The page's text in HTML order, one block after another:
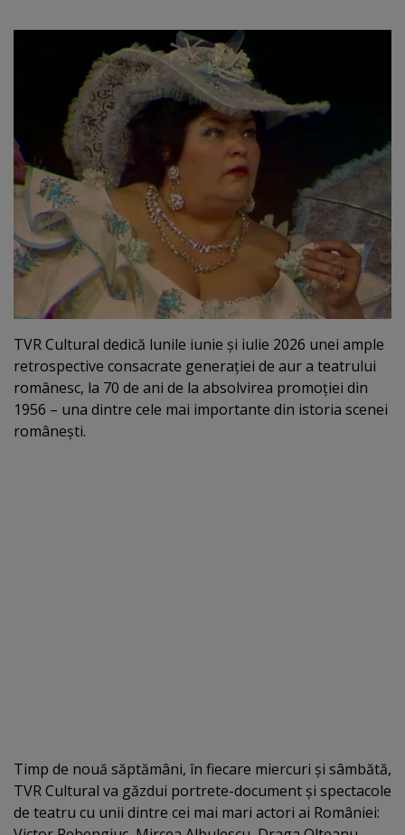
TVR Cultural dedică lunile iunie şi iulie 2026 unei ample
retrospective consacrate generaţiei de aur a teatrului
românesc, la 70 de ani de la absolvirea promoţiei din
1956 – una dintre cele mai importante din istoria scenei
româneşti.
Timp de nouă săptămâni, în fiecare miercuri şi sâmbătă,
TVR Cultural va găzdui portrete-document şi spectacole
de teatru cu unii dintre cei mai mari actori ai României: